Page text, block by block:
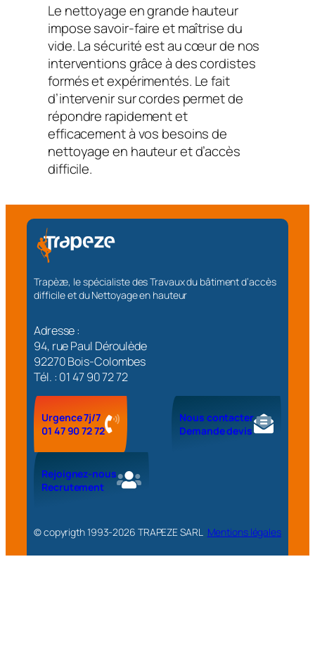
Le nettoyage en grande hauteur
impose savoir-faire et maîtrise du
vide. La sécurité est au cœur de nos
interventions grâce à des cordistes
formés et expérimentés. Le fait
d’intervenir sur cordes permet de
répondre rapidement et
efficacement à vos besoins de
nettoyage en hauteur et d’accès
difficile.
Trapèze, le spécialiste des Travaux du bâtiment d’accès
difficile et du Nettoyage en hauteur
Adresse :
94, rue Paul Déroulède
92270 Bois-Colombes
Tél. : 01 47 90 72 72
Urgence 7j/7
01 47 90 72 72
Nous contacter
Demande devis
Rejoignez-nous
Recrutement
© copyrigth 1993-2026 TRAPEZE SARL Mentions légales